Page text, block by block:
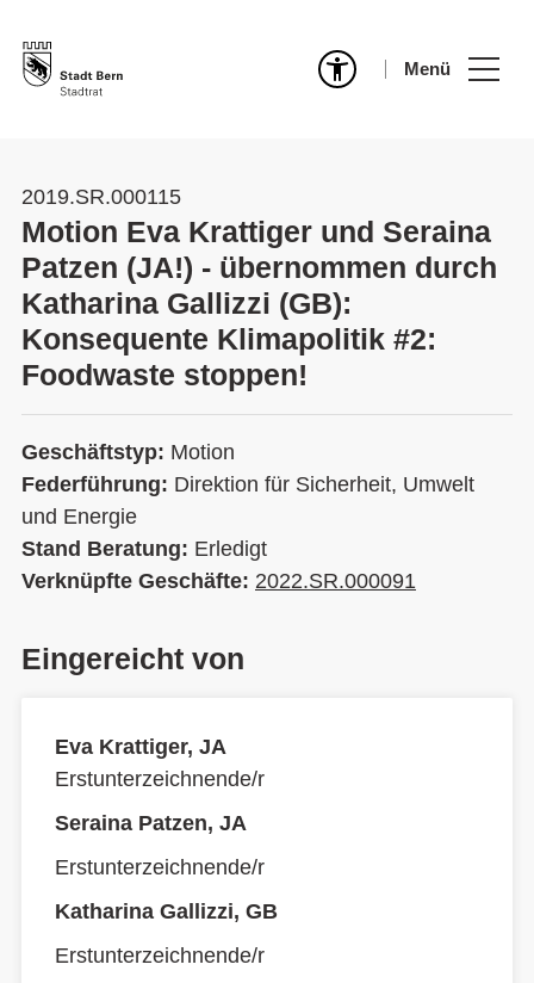
Menü
2019.SR.000115
Motion Eva Krattiger und Seraina
Patzen (JA!) - übernommen durch
Katharina Gallizzi (GB):
Konsequente Klimapolitik #2:
Foodwaste stoppen!
Geschäftstyp: Motion
Federführung: Direktion für Sicherheit, Umwelt
und Energie
Stand Beratung: Erledigt
Verknüpfte Geschäfte: 2022.SR.000091
Eingereicht von
Eva Krattiger, JA
Erstunterzeichnende/r
Seraina Patzen, JA
Erstunterzeichnende/r
Katharina Gallizzi, GB
Erstunterzeichnende/r